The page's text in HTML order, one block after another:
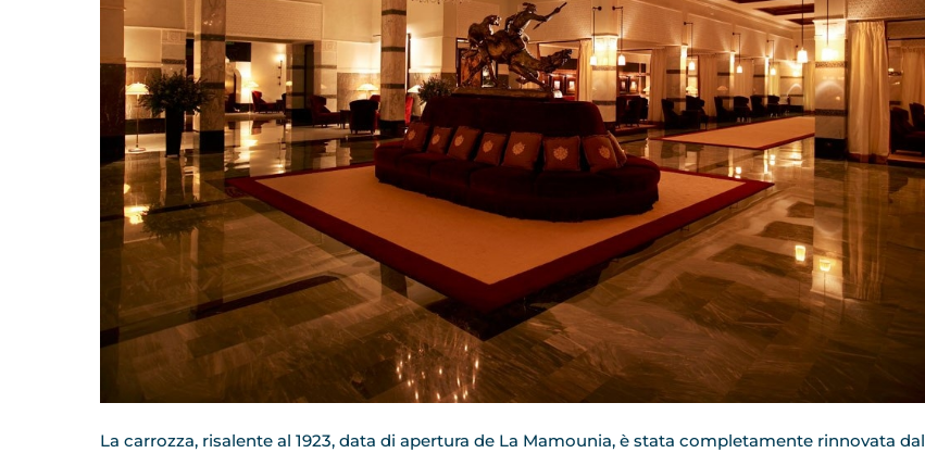
La carrozza, risalente al 1923, data di apertura de La Mamounia, è stata completamente rinnovata dal